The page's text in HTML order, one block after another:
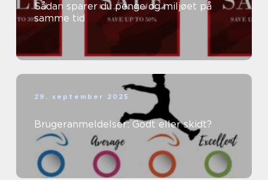
Sådan sparer du penge og miljøet på
samme tid
29. september 2025
Brugeranmeldelser: Godt eller skidt?